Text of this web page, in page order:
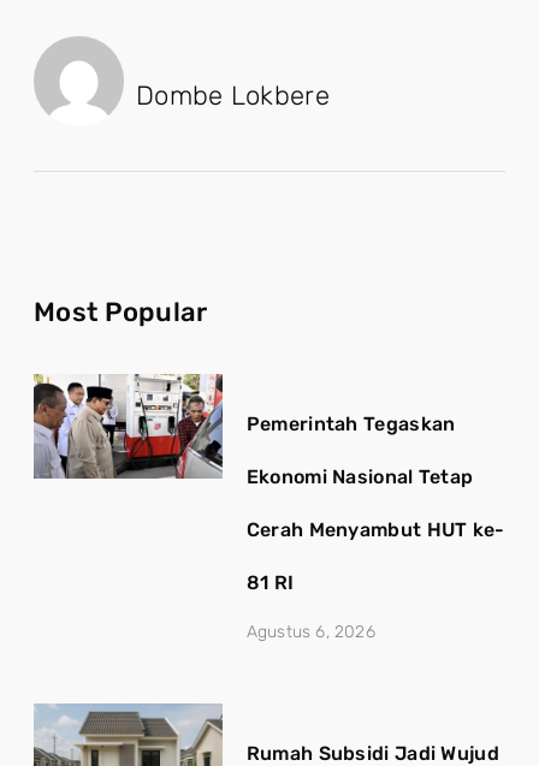
Dombe Lokbere
Most Popular
Pemerintah Tegaskan
Ekonomi Nasional Tetap
Cerah Menyambut HUT ke-
81 RI
Agustus 6, 2026
Rumah Subsidi Jadi Wujud